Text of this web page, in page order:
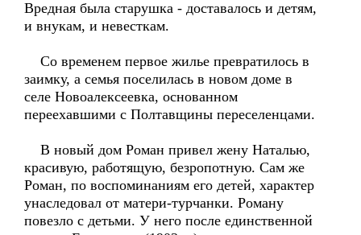
Вредная была старушка - доставалось и детям,
и внукам, и невесткам.
Со временем первое жилье превратилось в
заимку, а семья поселилась в новом доме в
селе Новоалексеевка, основанном
переехавшими с Полтавщины переселенцами.
В новый дом Роман привел жену Наталью,
красивую, работящую, безропотную. Сам же
Роман, по воспоминаниям его детей, характер
унаследовал от матери-турчанки. Роману
повезло с детьми. У него после единственной